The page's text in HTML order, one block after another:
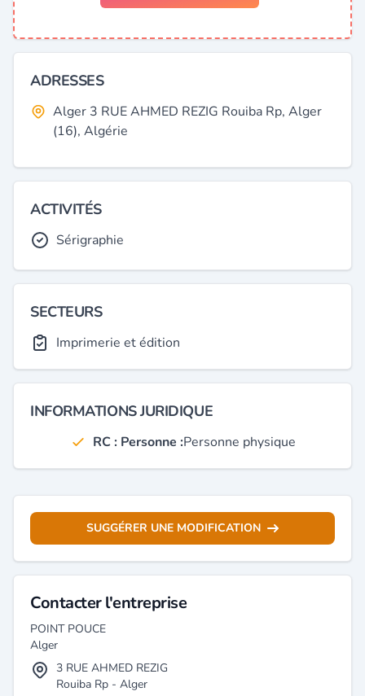
ADRESSES
Alger 3 RUE AHMED REZIG Rouiba Rp, Alger
(16), Algérie
ACTIVITÉS
Sérigraphie
SECTEURS
Imprimerie et édition
INFORMATIONS JURIDIQUE
RC : Personne :Personne physique
SUGGÉRER UNE MODIFICATION
Contacter l'entreprise
POINT POUCE
Alger
3 RUE AHMED REZIG
Rouiba Rp - Alger